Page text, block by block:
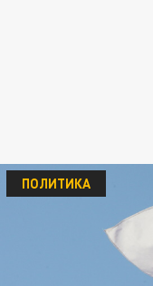
ПОЛИТИКА